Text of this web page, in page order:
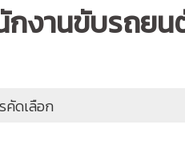
กงานขับรถยน
คัดเลือก